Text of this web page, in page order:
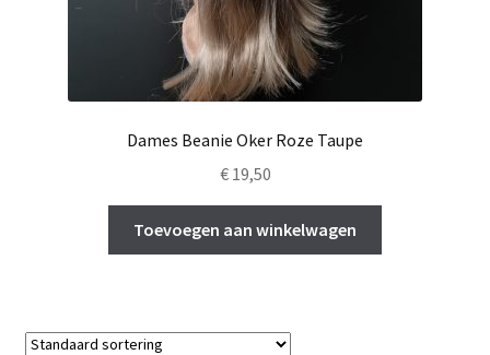
Dames Beanie Oker Roze Taupe
€19,50
Toevoegen aan winkelwagen